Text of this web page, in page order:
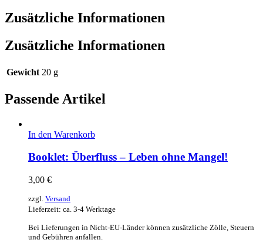
Zusätzliche Informationen
Zusätzliche Informationen
Gewicht 20 g
Passende Artikel
In den Warenkorb
Booklet: Überfluss – Leben ohne Mangel!
3,00 €
zzgl. Versand
Lieferzeit: ca. 3-4 Werktage
Bei Lieferungen in Nicht-EU-Länder können zusätzliche Zölle, Steuern
und Gebühren anfallen.